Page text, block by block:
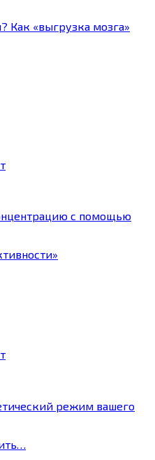
Как «выгрузка мозга»
с помощью
режим вашего